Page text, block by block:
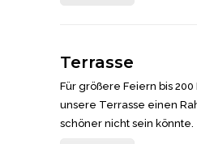
Terrasse
Für größere Feiern bis
unsere Terrasse einen
schöner nicht sein könnte.